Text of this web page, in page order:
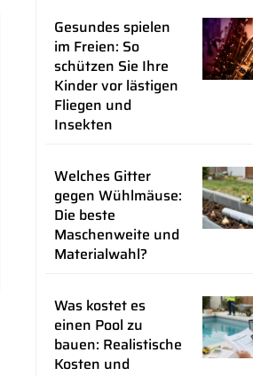
Gesundes spielen
im Freien: So
schützen Sie Ihre
Kinder vor lästigen
Fliegen und
Insekten
Welches Gitter
gegen Wühlmäuse:
Die beste
Maschenweite und
Materialwahl?
Was kostet es
einen Pool zu
bauen: Realistische
Kosten und